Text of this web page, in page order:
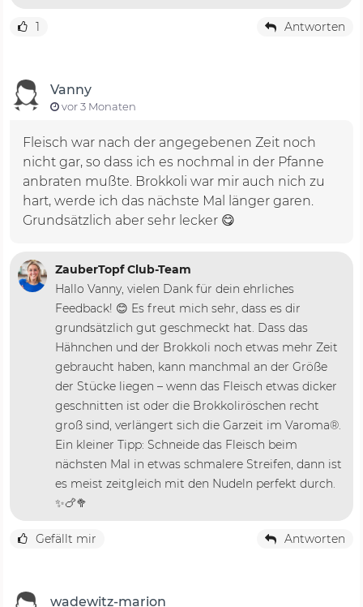
1 Antworten
Vanny
vor 3 Monaten
Fleisch war nach der angegebenen Zeit noch
nicht gar, so dass ich es nochmal in der Pfanne
anbraten mußte. Brokkoli war mir auch nich zu
hart, werde ich das nächste Mal länger garen.
Grundsätzlich aber sehr lecker 😋
ZauberTopf Club-Team
Hallo Vanny, vielen Dank für dein ehrliches
Feedback! 😊 Es freut mich sehr, dass es dir
grundsätzlich gut geschmeckt hat. Dass das
Hähnchen und der Brokkoli noch etwas mehr Zeit
gebraucht haben, kann manchmal an der Größe
der Stücke liegen – wenn das Fleisch etwas dicker
geschnitten ist oder die Brokkoliröschen recht
groß sind, verlängert sich die Garzeit im Varoma®.
Ein kleiner Tipp: Schneide das Fleisch beim
nächsten Mal in etwas schmalere Streifen, dann ist
es meist zeitgleich mit den Nudeln perfekt durch.
✨🍗🥦
Gefällt mir Antworten
wadewitz-marion